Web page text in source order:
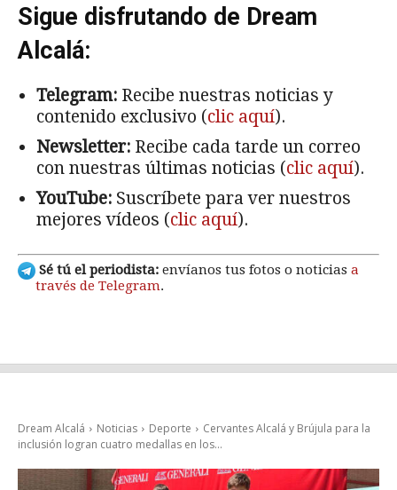
Sigue disfrutando de Dream
Alcalá:
Telegram: Recibe nuestras noticias y
contenido exclusivo (clic aquí).
Newsletter: Recibe cada tarde un correo
con nuestras últimas noticias (clic aquí).
YouTube: Suscríbete para ver nuestros
mejores vídeos (clic aquí).
Sé tú el periodista: envíanos tus fotos o noticias a
través de Telegram.